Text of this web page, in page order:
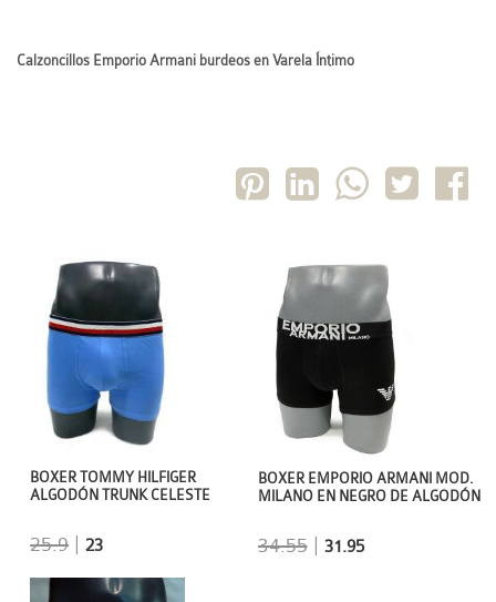
Calzoncillos Emporio Armani burdeos en Varela Íntimo
BOXER EMPORIO ARMANI MOD.
MILANO EN NEGRO DE ALGODÓN
34.55| 31.95
BOXER TOMMY HILFIGER
ALGODÓN TRUNK CELESTE
25.9 |23